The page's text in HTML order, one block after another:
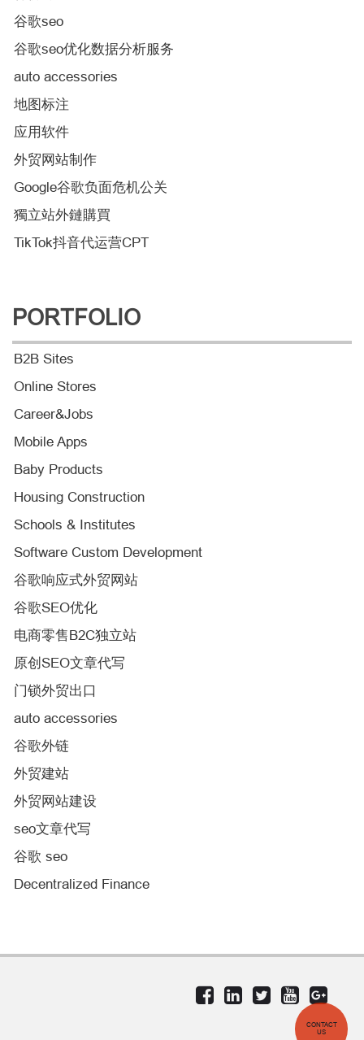
谷歌seo
谷歌seo优化数据分析服务
auto accessories
地图标注
应用软件
外贸网站制作
Google谷歌负面危机公关
獨立站外鏈購買
TikTok抖音代运营CPT
PORTFOLIO
B2B Sites
Online Stores
Career&Jobs
Mobile Apps
Baby Products
Housing Construction
Schools & Institutes
Software Custom Development
谷歌响应式外贸网站
谷歌SEO优化
电商零售B2C独立站
原创SEO文章代写
门锁外贸出口
auto accessories
谷歌外链
外贸建站
外贸网站建设
seo文章代写
谷歌 seo
Decentralized Finance
CONTACT
US